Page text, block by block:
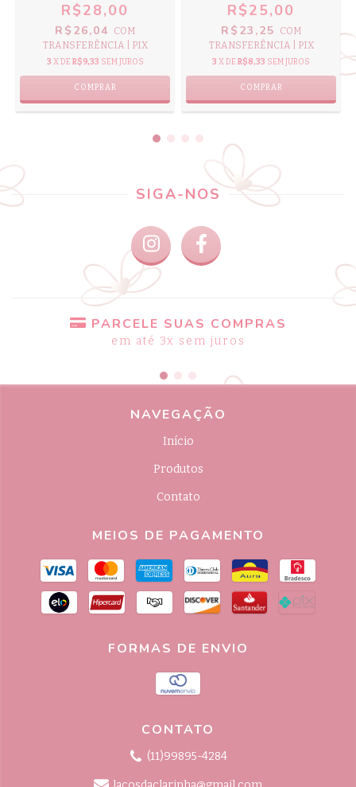
R$28,00
R$26,04 COM
TRANSFERÊNCIA | PIX
3 X DE R$9,33 SEM JUROS
COMPRAR
R$25,00
R$23,25
COM
TRANSFERÊNCIA | PIX
3 X DE R$8,33 SEM JUROS
COMPRAR
SIGA-NOS
PARCELE SUAS COMPRAS
em até 3x sem juros
NAVEGAÇÃO
Início
Produtos
Contato
MEIOS DE PAGAMENTO
FORMAS DE ENVIO
CONTATO
(11)99895-4284